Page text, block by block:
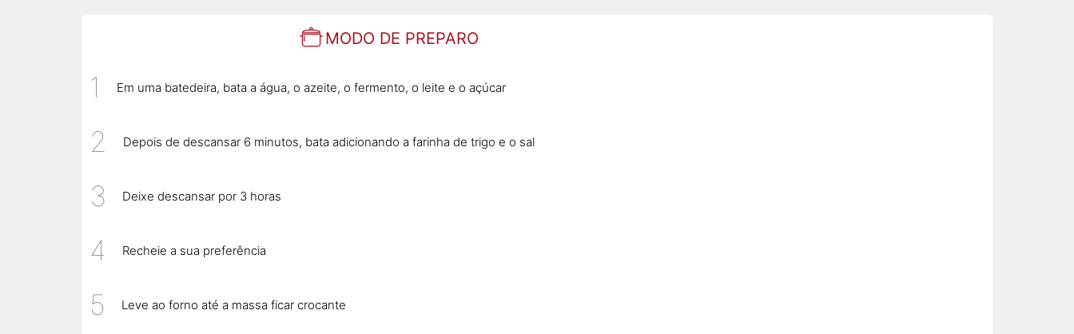
MODO DE PREPARO
Em uma batedeira, bata a água, o azeite, o fermento, o leite e o açúcar
Depois de descansar 6 minutos, bata adicionando a farinha de trigo e o sal
Deixe descansar por 3 horas
Recheie a sua preferência
Leve ao forno até a massa ficar crocante